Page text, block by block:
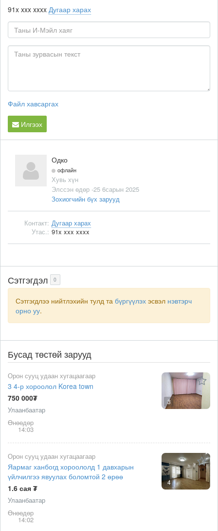
91x xxx xxxx Дугаар харах
Файл хавсаргах
Илгээх
Одко
офлайн
Хувь хүн
Элссэн өдөр -25 6сарын 2025
Зохиогчийн бүх зарууд
Контакт: Дугаар харах
Утас.: 91x xxx xxxx
Сэтгэгдэл 0
Сэтгэгдлээ нийтлэхийн тулд та бүргүүлэх эсвэл нэвтэрч
орно уу.
Бусад төстөй зарууд
3
Орон сууц удаан хугацаагаар
3 4-р хороолол Korea town
750 000₮
Улаанбаатар
Өнөөдөр
14:03
4
Орон сууц удаан хугацаагаар
Яармаг ханбогд хороололд 1 давхарын
үйлчилгээ явуулах боломтой 2 өрөө
1.6 сая ₮
Улаанбаатар
Өнөөдөр
14:02